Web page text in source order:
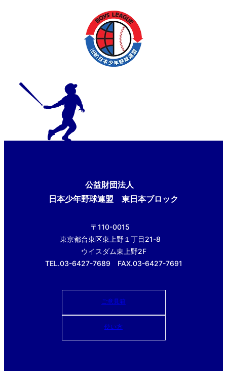
公益財団法人
日本少年野球連盟 東日本ブロック
〒110-0015
東京都台東区東上野１丁目21-8
ウイスダム東上野2F
TEL.03-6427-7689 FAX.03-6427-7691
ご意見箱
使い方